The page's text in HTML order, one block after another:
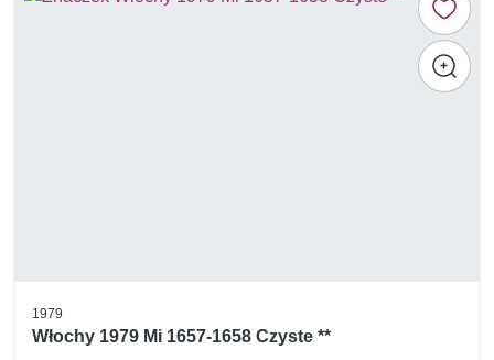
1979
Włochy 1979 Mi 1657-1658 Czyste **